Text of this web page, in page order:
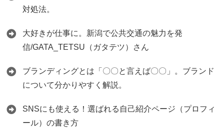
対処法。
大好きが仕事に。新潟で公共交通の魅力を発
信/GATA_TETSU（ガタテツ）さん
ブランディングとは「〇〇と言えば〇〇」。ブランド
について分かりやすく解説。
SNSにも使える！選ばれる自己紹介ページ（プロフィ
ール）の書き方